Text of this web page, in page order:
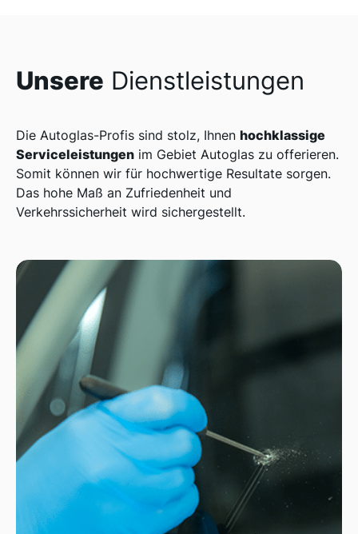
Unsere Dienstleistungen
Die Autoglas-Profis sind stolz, Ihnen hochklassige
Serviceleistungen im Gebiet Autoglas zu offerieren.
Somit können wir für hochwertige Resultate sorgen.
Das hohe Maß an Zufriedenheit und
Verkehrssicherheit wird sichergestellt.